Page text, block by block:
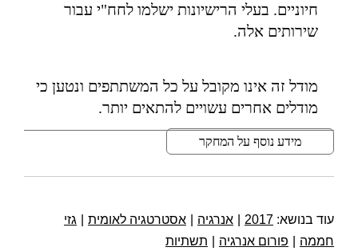
חיוניים. בעלי הרישיונות ישלמו לחח"י עבור
שירותים אלה.
מודל זה אינו מקובל על כל המשתתפים ונטען כי
מודלים אחרים עשויים להתאים יותר.
מידע נוסף על המחקר
עוד בנושא: 2017 אנרגיה אסטרטגיה לאומית
גזי
חממה
פורום אנרגיה תשתיות